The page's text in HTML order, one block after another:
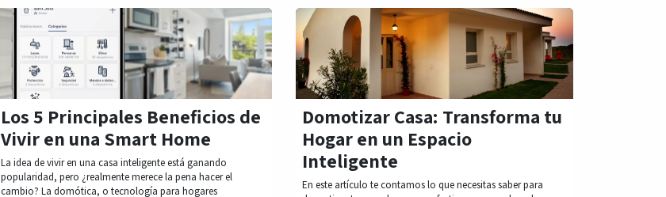
Los 5 Principales Beneficios de
Vivir en una Smart Home
La idea de vivir en una casa inteligente está ganando
popularidad, pero ¿realmente merece la pena hacer el
cambio? La domótica, o tecnología para hogares
Domotizar Casa: Transforma tu
Hogar en un Espacio
Inteligente
En este artículo te contamos lo que necesitas saber para